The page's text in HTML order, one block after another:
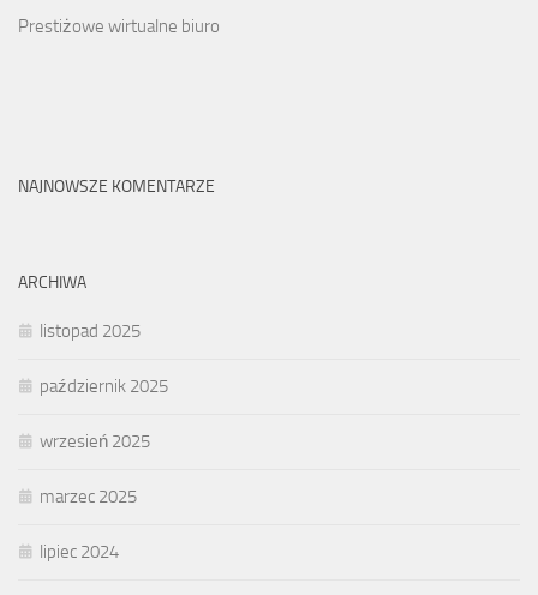
Prestiżowe wirtualne biuro
NAJNOWSZE KOMENTARZE
ARCHIWA
listopad 2025
październik 2025
wrzesień 2025
marzec 2025
lipiec 2024